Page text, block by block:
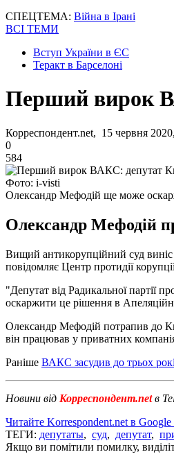
СПЕЦТЕМА: Війна в Ірані
ВСІ ТЕМИ
Вступ України в ЄС
Теракт в Барселоні
Перший вирок
Корреспондент.net, 15 червня
0
584
Фото: i-visti
Олександр Мефодій ще може
Олександр Мефодій
Вищий антикорупційний суд виніс
повідомляє Центр протидії
"Депутат від Радикальної партії
оскаржити це рішення в
Олександр Мефодій потрапив до
він працював у приватних
Раніше ВАКС засудив до трьох
Новини від Корреспондент.netв
Читайте Korrespondent.net в
ТЕГИ: депутаты, суд, депутат,
Якщо ви помітили помилку,